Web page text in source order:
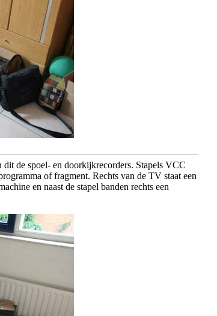
de spoel- en doorkijkrecorders. Stapels VCC
of fragment. Rechts van de TV staat een
en naast de stapel banden rechts een